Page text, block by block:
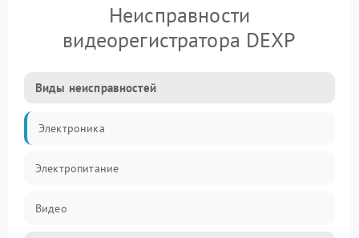
Неисправности
видеорегистратора DEXP
Виды неисправностей
Электроника
Электропитание
Видео